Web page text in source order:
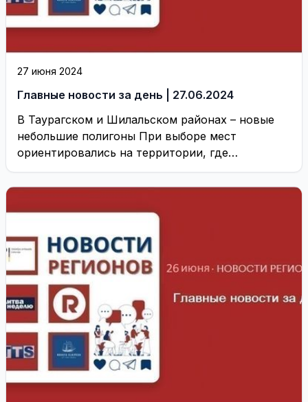
27 июня 2024
Главные новости за день | 27.06.2024
В Таурагском и Шилальском районах – новые
небольшие полигоны При выборе мест
ориентировались на территории, где
доминируют государственные земли и ...